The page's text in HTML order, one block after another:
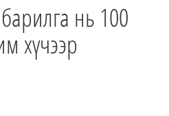
нь 100
хүчээр